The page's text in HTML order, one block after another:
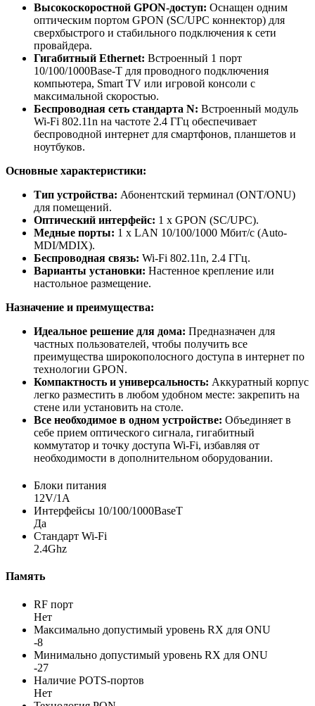
Высокоскоростной GPON-доступ: Оснащен одним
оптическим портом GPON (SC/UPC коннектор) для
сверхбыстрого и стабильного подключения к сети
провайдера.
Гигабитный Ethernet: Встроенный 1 порт
10/100/1000Base-T для проводного подключения
компьютера, Smart TV или игровой консоли с
максимальной скоростью.
Беспроводная сеть стандарта N: Встроенный модуль
Wi-Fi 802.11n на частоте 2.4 ГГц обеспечивает
беспроводной интернет для смартфонов, планшетов и
ноутбуков.
Основные характеристики:
Тип устройства: Абонентский терминал (ONT/ONU)
для помещений.
Оптический интерфейс: 1 x GPON (SC/UPC).
Медные порты: 1 x LAN 10/100/1000 Мбит/с (Auto-
MDI/MDIX).
Беспроводная связь: Wi-Fi 802.11n, 2.4 ГГц.
Варианты установки: Настенное крепление или
настольное размещение.
Назначение и преимущества:
Идеальное решение для дома: Предназначен для
частных пользователей, чтобы получить все
преимущества широкополосного доступа в интернет по
технологии GPON.
Компактность и универсальность: Аккуратный корпус
легко разместить в любом удобном месте: закрепить на
стене или установить на столе.
Все необходимое в одном устройстве: Объединяет в
себе прием оптического сигнала, гигабитный
коммутатор и точку доступа Wi-Fi, избавляя от
необходимости в дополнительном оборудовании.
Блоки питания
12V/1A
Интерфейсы 10/100/1000BaseT
Да
Стандарт Wi-Fi
2.4Ghz
Память
RF порт
Нет
Максимально допустимый уровень RX для ONU
-8
Минимально допустимый уровень RX для ONU
-27
Наличие POTS-портов
Нет